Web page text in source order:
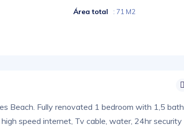
Área total : 71 M2
Beach. Fully renovated 1 bedroom with 1,5 bath
speed internet, Tv cable, water, 24hr security